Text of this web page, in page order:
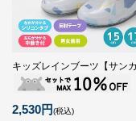
キッズレインブーツ【サンカ
2,530円(税込)